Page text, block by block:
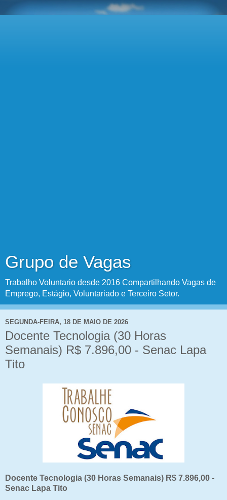
Grupo de Vagas
Trabalho Voluntario desde 2016 Compartilhando Vagas de
Emprego, Estágio, Voluntariado e Terceiro Setor.
SEGUNDA-FEIRA, 18 DE MAIO DE 2026
Docente Tecnologia (30 Horas
Semanais) R$ 7.896,00 - Senac Lapa
Tito
Docente Tecnologia (30 Horas Semanais) R$ 7.896,00 -
Senac Lapa Tito